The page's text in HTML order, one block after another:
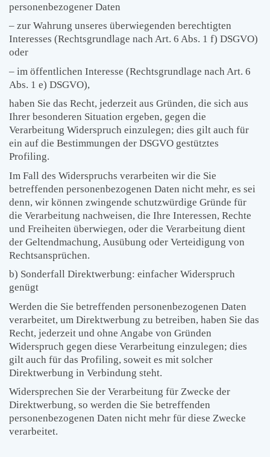
personenbezogener Daten
– zur Wahrung unseres überwiegenden berechtigten
Interesses (Rechtsgrundlage nach Art. 6 Abs. 1 f) DSGVO)
oder
– im öffentlichen Interesse (Rechtsgrundlage nach Art. 6
Abs. 1 e) DSGVO),
haben Sie das Recht, jederzeit aus Gründen, die sich aus
Ihrer besonderen Situation ergeben, gegen die
Verarbeitung Widerspruch einzulegen; dies gilt auch für
ein auf die Bestimmungen der DSGVO gestütztes
Profiling.
Im Fall des Widerspruchs verarbeiten wir die Sie
betreffenden personenbezogenen Daten nicht mehr, es sei
denn, wir können zwingende schutzwürdige Gründe für
die Verarbeitung nachweisen, die Ihre Interessen, Rechte
und Freiheiten überwiegen, oder die Verarbeitung dient
der Geltendmachung, Ausübung oder Verteidigung von
Rechtsansprüchen.
b) Sonderfall Direktwerbung: einfacher Widerspruch
genügt
Werden die Sie betreffenden personenbezogenen Daten
verarbeitet, um Direktwerbung zu betreiben, haben Sie das
Recht, jederzeit und ohne Angabe von Gründen
Widerspruch gegen diese Verarbeitung einzulegen; dies
gilt auch für das Profiling, soweit es mit solcher
Direktwerbung in Verbindung steht.
Widersprechen Sie der Verarbeitung für Zwecke der
Direktwerbung, so werden die Sie betreffenden
personenbezogenen Daten nicht mehr für diese Zwecke
verarbeitet.